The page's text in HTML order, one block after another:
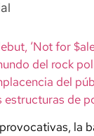
‘Not for
del rock
del
estructuras de
la